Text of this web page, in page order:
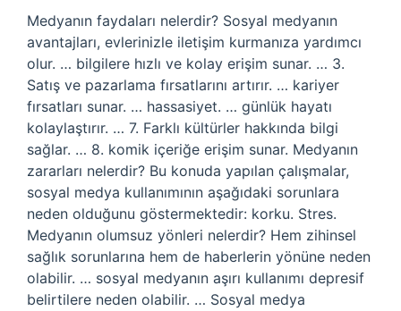
Medyanın faydaları nelerdir? Sosyal medyanın
avantajları, evlerinizle iletişim kurmanıza yardımcı
olur. … bilgilere hızlı ve kolay erişim sunar. … 3.
Satış ve pazarlama fırsatlarını artırır. … kariyer
fırsatları sunar. … hassasiyet. … günlük hayatı
kolaylaştırır. … 7. Farklı kültürler hakkında bilgi
sağlar. … 8. komik içeriğe erişim sunar. Medyanın
zararları nelerdir? Bu konuda yapılan çalışmalar,
sosyal medya kullanımının aşağıdaki sorunlara
neden olduğunu göstermektedir: korku. Stres.
Medyanın olumsuz yönleri nelerdir? Hem zihinsel
sağlık sorunlarına hem de haberlerin yönüne neden
olabilir. … sosyal medyanın aşırı kullanımı depresif
belirtilere neden olabilir. … Sosyal medya